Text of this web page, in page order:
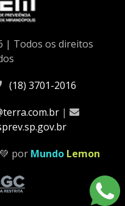
| Todos os direitos
(18) 3701-2016
|
por Mundo Lemon